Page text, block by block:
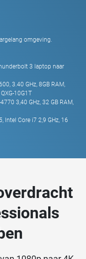
omgeving.
3 laptop naar
3.40 GHz, 8GB RAM,
10G1T
3,40 GHz, 32 GB RAM,
Intel Core i7 2,9 GHz, 16